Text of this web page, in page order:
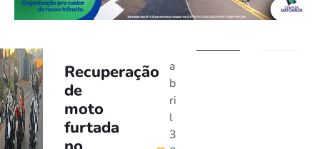
Recuperação
de
moto
furtada
a
b
ri
l
3